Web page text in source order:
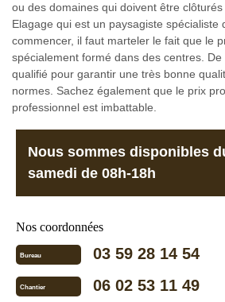
ou des domaines qui doivent être
Elagage qui est un paysagiste spécialiste
commencer, il faut marteler le fait que le
spécialement formé dans des centres.
qualifié pour garantir une très bonne
normes. Sachez également que le prix
professionnel est imbattable.
Nous sommes disponibles
samedi de 08h-18h
Nos coordonnées
Bureau 03 59 28 14 54
Chantier 06 02 53 11 49